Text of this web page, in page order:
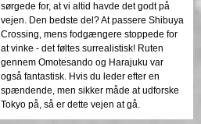
sørgede for, at vi altid havde det godt på
vejen. Den bedste del? At passere Shibuya
Crossing, mens fodgængere stoppede for
at vinke - det føltes surrealistisk! Ruten
gennem Omotesando og Harajuku var
også fantastisk. Hvis du leder efter en
spændende, men sikker måde at udforske
Tokyo på, så er dette vejen at gå.